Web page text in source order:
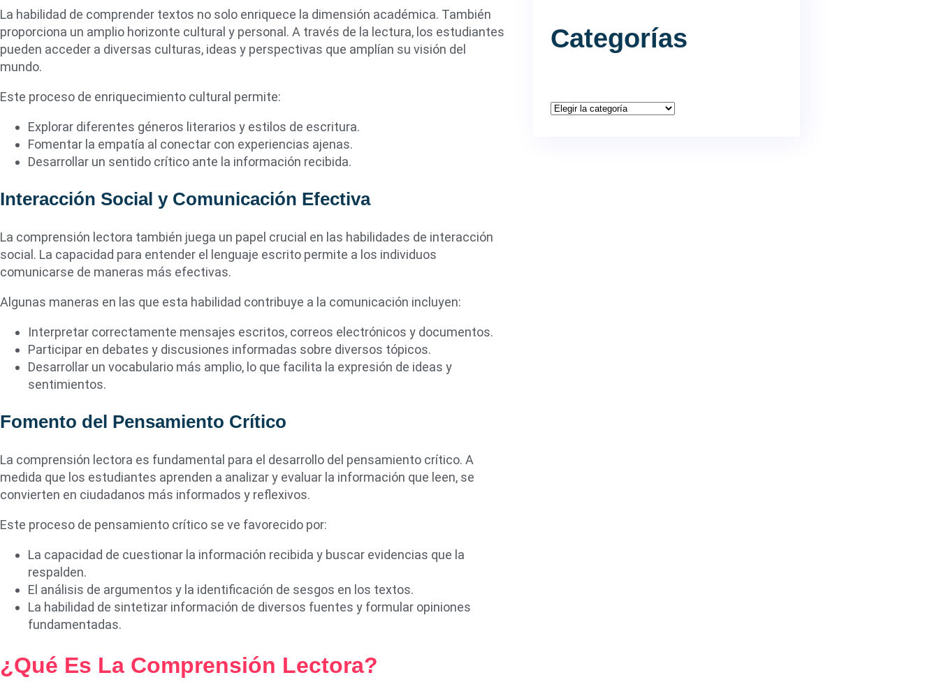
La habilidad de comprender textos no solo enriquece la dimensión académica. También
proporciona un amplio horizonte cultural y personal. A través de la lectura, los estudiantes
pueden acceder a diversas culturas, ideas y perspectivas que amplían su visión del
mundo.
Este proceso de enriquecimiento cultural permite:
Explorar diferentes géneros literarios y estilos de escritura.
Fomentar la empatía al conectar con experiencias ajenas.
Desarrollar un sentido crítico ante la información recibida.
Interacción Social y Comunicación Efectiva
La comprensión lectora también juega un papel crucial en las habilidades de interacción
social. La capacidad para entender el lenguaje escrito permite a los individuos
comunicarse de maneras más efectivas.
Algunas maneras en las que esta habilidad contribuye a la comunicación incluyen:
Interpretar correctamente mensajes escritos, correos electrónicos y documentos.
Participar en debates y discusiones informadas sobre diversos tópicos.
Desarrollar un vocabulario más amplio, lo que facilita la expresión de ideas y
sentimientos.
Fomento del Pensamiento Crítico
La comprensión lectora es fundamental para el desarrollo del pensamiento crítico. A
medida que los estudiantes aprenden a analizar y evaluar la información que leen, se
convierten en ciudadanos más informados y reflexivos.
Este proceso de pensamiento crítico se ve favorecido por:
La capacidad de cuestionar la información recibida y buscar evidencias que la
respalden.
El análisis de argumentos y la identificación de sesgos en los textos.
La habilidad de sintetizar información de diversos fuentes y formular opiniones
fundamentadas.
¿Qué Es La Comprensión Lectora?
Categorías